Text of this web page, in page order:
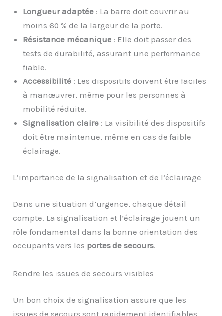
Longueur adaptée : La barre doit couvrir au
moins 60 % de la largeur de la porte.
Résistance mécanique : Elle doit passer des
tests de durabilité, assurant une performance
fiable.
Accessibilité : Les dispositifs doivent être faciles
à manœuvrer, même pour les personnes à
mobilité réduite.
Signalisation claire : La visibilité des dispositifs
doit être maintenue, même en cas de faible
éclairage.
L’importance de la signalisation et de l’éclairage
Dans une situation d’urgence, chaque détail
compte. La signalisation et l’éclairage jouent un
rôle fondamental dans la bonne orientation des
occupants vers les portes de secours.
Rendre les issues de secours visibles
Un bon choix de signalisation assure que les
issues de secours sont rapidement identifiables.